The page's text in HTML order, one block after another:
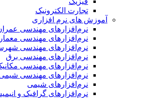
تجارت الکترونیک
آموزش های نرم افزاری
نرم‌افزارهای مهندسی عمران
نرم‌افزارهای مهندسی معماری
نرم‌افزارهای مهندسی شهرسازی
نرم‌افزارهای مهندسی برق
نرم‌افزارهای مهندسی مکانیک
نرم‌افزارهای مهندسی شیمی
نرم‌افزارهای شیمی
نرم‌افزارهای گرافیک و انیمیشن